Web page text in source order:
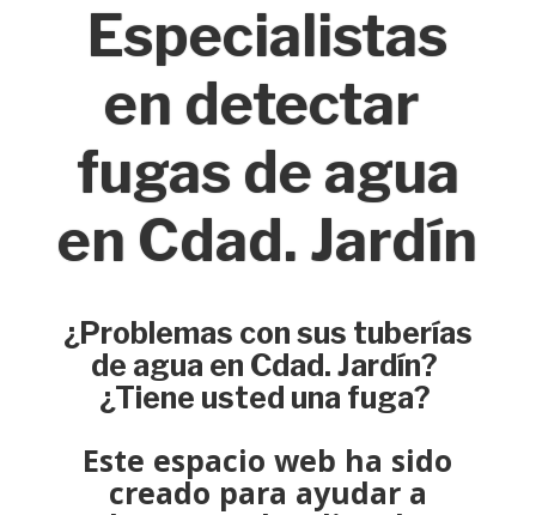
Especialistas
en detectar
fugas de agua
en Cdad. Jardín
¿Problemas con sus tuberías
de agua en Cdad. Jardín?
¿Tiene usted una fuga?
Este espacio web ha sido
creado para ayudar a